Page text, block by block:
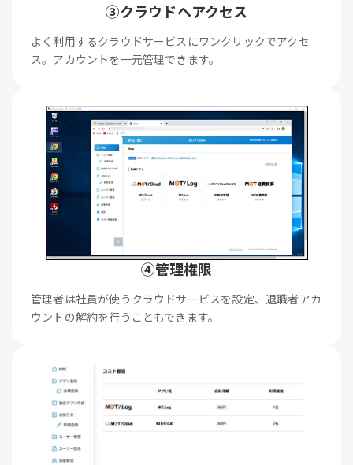
③クラウドへアクセス
よく利用するクラウドサービスにワンクリックでアクセ
ス。アカウントを一元管理できます。
④管理権限
管理者は社員が使うクラウドサービスを設定、退職者アカ
ウントの解約を行うこともできます。